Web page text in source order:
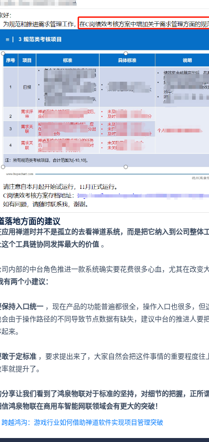
落地方面的建议
用禅道时并不是孤立的去看禅道系统，而是把它纳入到公司整体
个工具链协同发挥最大的价值 。
司内部的中台角色推进一款系统确实要花费很多心血，尤其在改变
有两个小建议：
持入口统一 ，现在产品的功能普遍都很全，操作入口也很多，但
由于操作路径的不同导致节点数据有缺失，建议中台的推进人要
来。
敢于定标准 ，要求提出来了，大家自然会把这件事情的重要程度往
就提升了。
享让我们看到了鸿泉物联对于标准的坚持，对细节的把握，正所
鸿泉物联在商用车智能网联领域会有更大的突破！
跨越鸿沟：游戏行业如何借助禅道软件实现项目管理突破